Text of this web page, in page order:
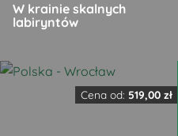
W krainie skalnych
labiryntów
Ten
Cena od: 519,00 zł